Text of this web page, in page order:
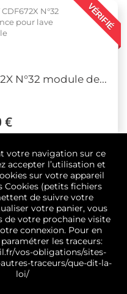
VÉRIFIÉ
N°32 module de...
€
VÉRIFIÉ
votre navigation sur ce
accepter l’utilisation et
sur votre appareil
Cookies (petits fichiers
de suivre votre
votre panier, vous
de votre prochaine visite
connexion. Pour en
les traceurs:
vos-obligations/sites-
traceurs/que-dit-la-
loi/